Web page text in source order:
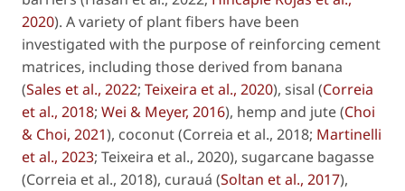
2020). A variety of plant fibers have been
investigated with the purpose of reinforcing cement
matrices, including those derived from banana
(Sales et al., 2022; Teixeira et al., 2020), sisal (Correia
et al., 2018; Wei & Meyer, 2016), hemp and jute (Choi
& Choi, 2021), coconut (Correia et al., 2018; Martinelli
et al., 2023; Teixeira et al., 2020), sugarcane bagasse
(Correia et al., 2018), curauá (Soltan et al., 2017),